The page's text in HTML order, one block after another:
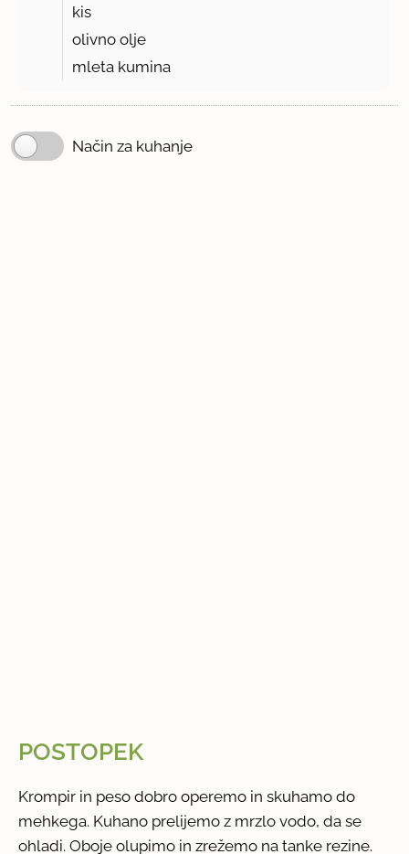
kis
olivno olje
mleta kumina
Način za kuhanje
POSTOPEK
Krompir in peso dobro operemo in skuhamo do
mehkega. Kuhano prelijemo z mrzlo vodo, da se
ohladi. Oboje olupimo in zrežemo na tanke rezine.